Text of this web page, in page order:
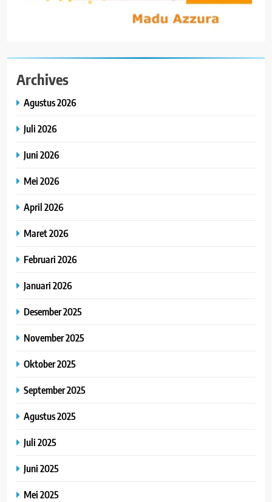
Archives
Agustus 2026
Juli 2026
Juni 2026
Mei 2026
April 2026
Maret 2026
Februari 2026
Januari 2026
Desember 2025
November 2025
Oktober 2025
September 2025
Agustus 2025
Juli 2025
Juni 2025
Mei 2025